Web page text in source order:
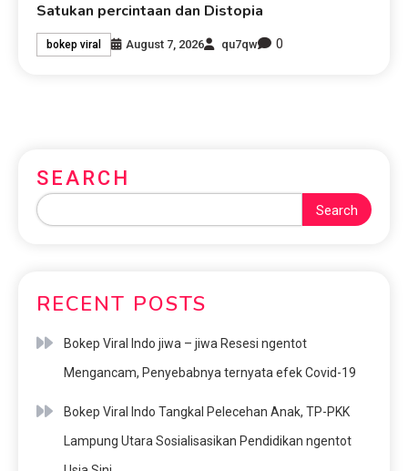
Satukan percintaan dan Distopia
bokep viral August 7, 2026 qu7qw 0
SEARCH
Search
RECENT POSTS
Bokep Viral Indo jiwa – jiwa Resesi ngentot
Mengancam, Penyebabnya ternyata efek Covid-19
Bokep Viral Indo Tangkal Pelecehan Anak, TP-PKK
Lampung Utara Sosialisasikan Pendidikan ngentot